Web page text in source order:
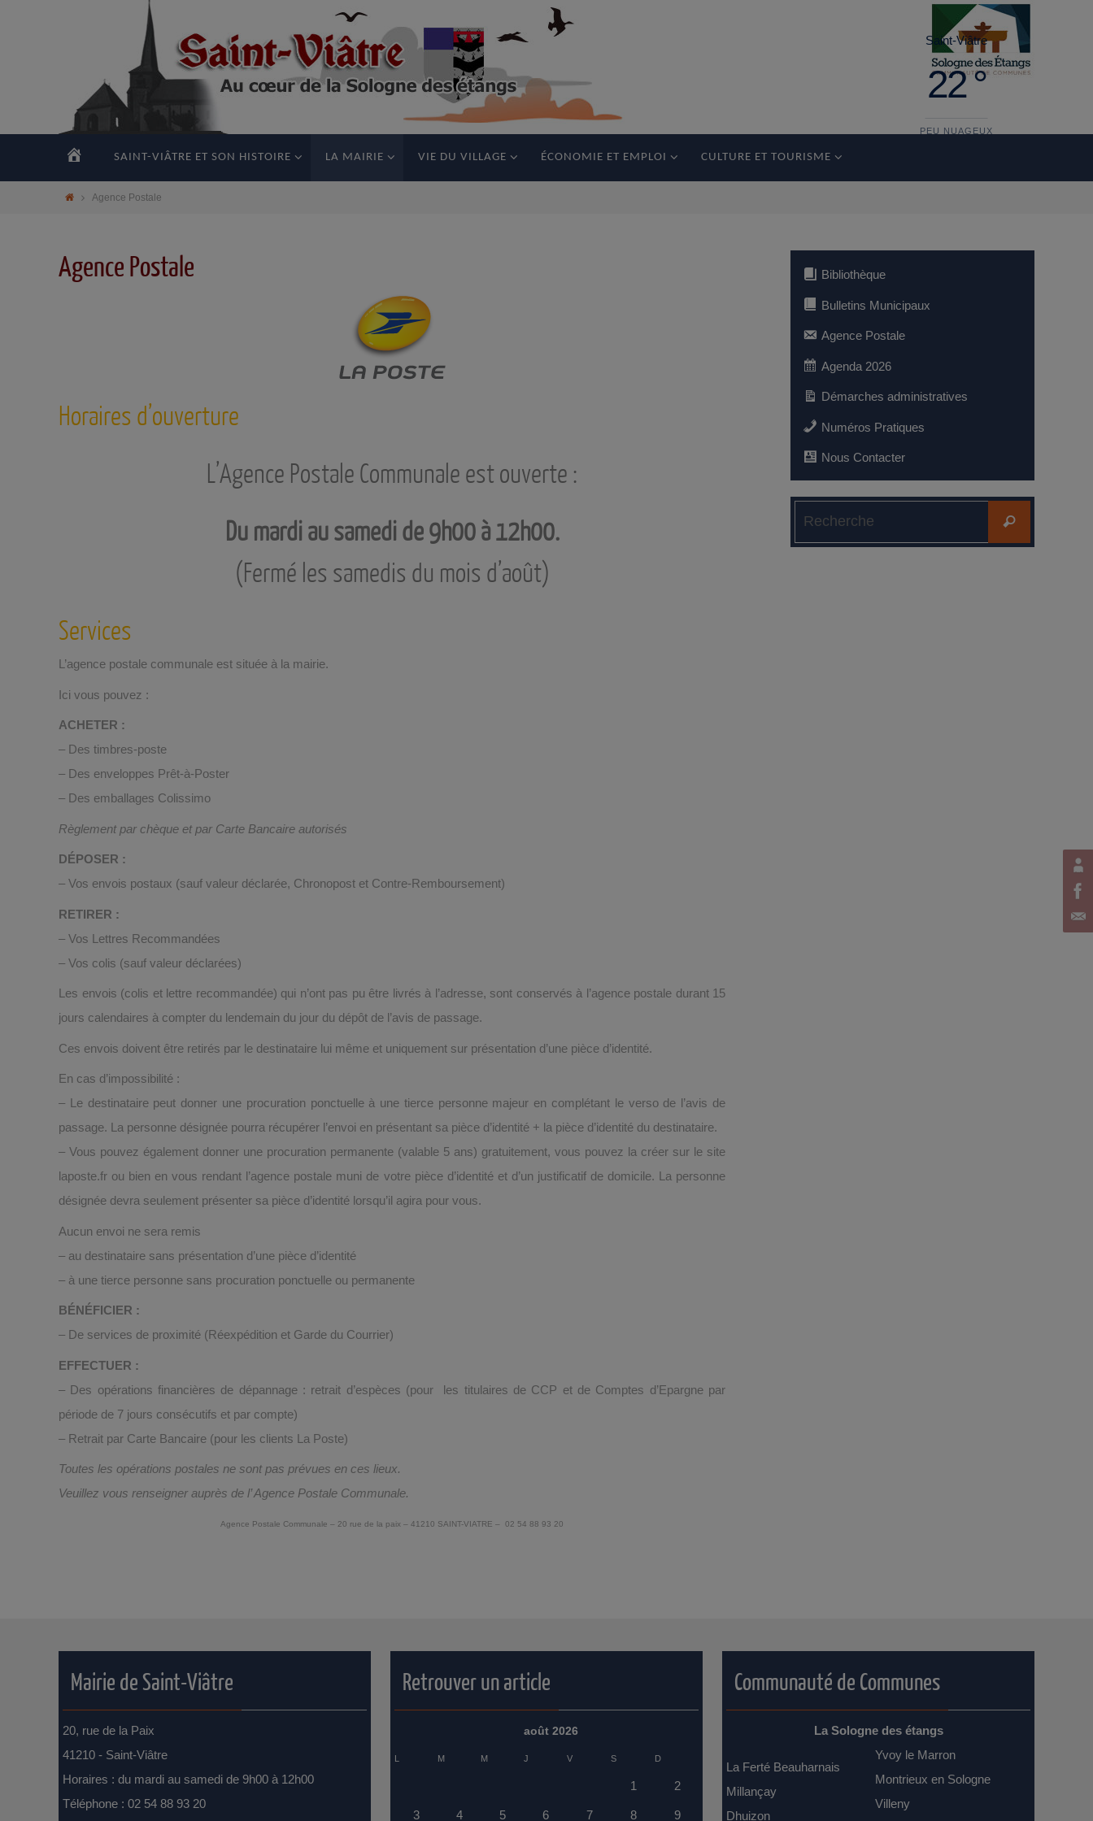
Saint-Viâtre
22 °
PEU NUAGEUX
vendredi 29°13 °
ACCUEILSAINT-VIÂTRE ET SON HISTOIRE LA MAIRIE VIE DU VILLAGE ÉCONOMIE ET EMPLOI CULTURE ET TOURISME
Agence Postale
Agence Postale
Horaires d’ouverture
L’Agence Postale Communale est ouverte :
Du mardi au samedi de 9h00 à 12h00.
(Fermé les samedis du mois d’août)
Services
L’agence postale communale est située à la mairie.
Ici vous pouvez :
ACHETER :
– Des timbres-poste
– Des enveloppes Prêt-à-Poster
– Des emballages Colissimo
Règlement par chèque et par Carte Bancaire autorisés
DÉPOSER :
– Vos envois postaux (sauf valeur déclarée, Chronopost et Contre-Remboursement)
RETIRER :
– Vos Lettres Recommandées
– Vos colis (sauf valeur déclarées)
Les envois (colis et lettre recommandée) qui n’ont pas pu être livrés à l’adresse, sont conservés à l’agence postale durant 15
jours calendaires à compter du lendemain du jour du dépôt de l’avis de passage.
Ces envois doivent être retirés par le destinataire lui même et uniquement sur présentation d’une pièce d’identité.
En cas d’impossibilité :
– Le destinataire peut donner une procuration ponctuelle à une tierce personne majeur en complétant le verso de l’avis de
passage. La personne désignée pourra récupérer l’envoi en présentant sa pièce d’identité + la pièce d’identité du destinataire.
– Vous pouvez également donner une procuration permanente (valable 5 ans) gratuitement, vous pouvez la créer sur le site
laposte.fr ou bien en vous rendant l’agence postale muni de votre pièce d’identité et d’un justificatif de domicile. La personne
désignée devra seulement présenter sa pièce d’identité lorsqu’il agira pour vous.
Aucun envoi ne sera remis
– au destinataire sans présentation d’une pièce d’identité
– à une tierce personne sans procuration ponctuelle ou permanente
BÉNÉFICIER :
– De services de proximité (Réexpédition et Garde du Courrier)
EFFECTUER :
– Des opérations financières de dépannage : retrait d’espèces (pour les titulaires de CCP et de Comptes d’Epargne par
période de 7 jours consécutifs et par compte)
– Retrait par Carte Bancaire (pour les clients La Poste)
Toutes les opérations postales ne sont pas prévues en ces lieux.
Veuillez vous renseigner auprès de l’ Agence Postale Communale.
Agence Postale Communale – 20 rue de la paix – 41210 SAINT-VIATRE – 02 54 88 93 20
Bibliothèque
Bulletins Municipaux
Agence Postale
Agenda 2026
Démarches administratives
Numéros Pratiques
Nous Contacter
Mairie de Saint-Viâtre
20, rue de la Paix
41210 - Saint-Viâtre
Horaires : du mardi au samedi de 9h00 à 12h00
Téléphone : 02 54 88 93 20
Retrouver un article
août 2026
L M M J V S D
1 2
3 4 5 6 7 8 9
Communauté de Communes
La Sologne des étangs
La Ferté Beauharnais
Millançay
Dhuizon
Yvoy le Marron
Montrieux en Sologne
Villeny